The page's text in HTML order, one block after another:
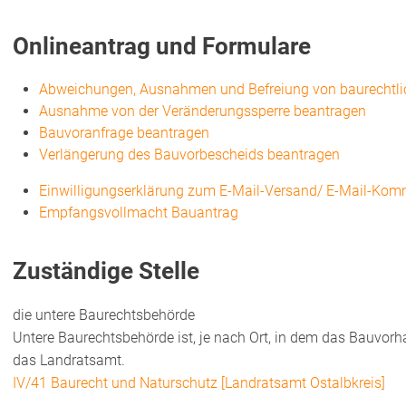
Onlineantrag und Formulare
Abweichungen, Ausnahmen und Befreiung von
Ausnahme von der Veränderungssperre beantragen
Bauvoranfrage beantragen
Verlängerung des Bauvorbescheids beantragen
Einwilligungserklärung zum E-Mail-Versand/ E-Mail-
Empfangsvollmacht Bauantrag
Zuständige Stelle
die untere Baurechtsbehörde
Untere Baurechtsbehörde ist, je nach Ort, in dem das
das Landratsamt.
IV/41 Baurecht und Naturschutz [Landratsamt Ostalbkreis]